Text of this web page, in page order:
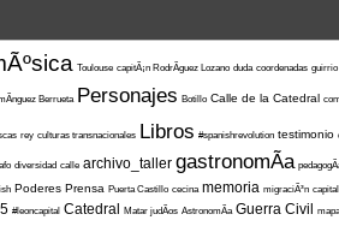
Toulouse capitÃ¡n RodrÃ­guez Lozano duda coordenadas guirrio
Berrueta Personajes Botillo Calle de la Catedral
rey culturas transnacionales Libros #spanishrevolution testimonio
diversidad calle archivo_taller gastronomÃ­a
Poderes Prensa Puerta Castillo cecina memoria migraciÃ³n
#leoncapital Catedral Matar judÃ­os AstronomÃ­a Guerra Civil mapa